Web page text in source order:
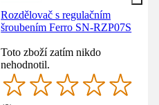
Rozdělovač s regulačním
šroubením Ferro SN-RZP07S
Toto zboží zatím nikdo
nehodnotil.